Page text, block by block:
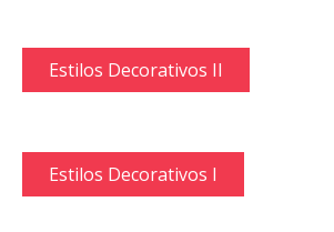
Estilos Decorativos II
Estilos Decorativos I